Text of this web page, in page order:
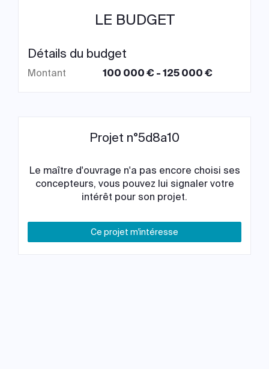
LE BUDGET
Détails du budget
Montant 100 000 € - 125 000 €
Projet n°5d8a10
Le maître d'ouvrage n'a pas encore choisi ses
concepteurs, vous pouvez lui signaler votre
intérêt pour son projet.
Ce projet m'intéresse